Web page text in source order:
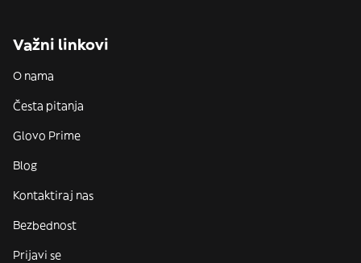
Važni linkovi
O nama
Česta pitanja
Glovo Prime
Blog
Kontaktiraj nas
Bezbednost
Prijavi se